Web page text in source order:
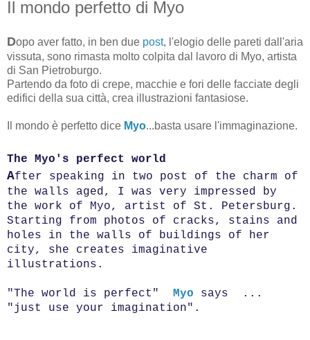
Il mondo perfetto di Myo
Dopo aver fatto, in ben due post, l'elogio delle pareti dall'aria
vissuta, sono rimasta molto colpita dal lavoro di Myo, artista
di San Pietroburgo.
Partendo da foto di crepe, macchie e fori delle facciate degli
edifici della sua città, crea illustrazioni fantasiose.
Il mondo è perfetto dice Myo...basta usare l'immaginazione.
The Myo's perfect world
After speaking in two post of the charm of
the walls aged, I was very impressed by
the work of Myo, artist of St. Petersburg.
Starting from photos of cracks, stains and
holes in the walls of buildings of her
city, she creates imaginative
illustrations.
"The world is perfect" Myo says ...
"just use your imagination".